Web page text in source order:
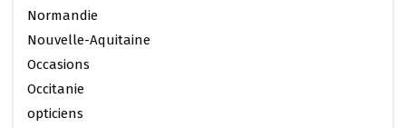
Normandie
Nouvelle-Aquitaine
Occasions
Occitanie
opticiens